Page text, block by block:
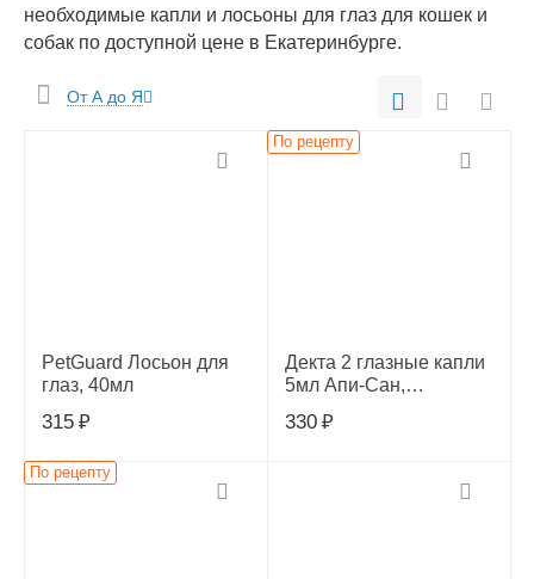
необходимые капли и лосьоны для глаз для кошек и
собак по доступной цене в Екатеринбурге.
От А до Я
PetGuard Лосьон для
глаз, 40мл
315 ₽
По рецепту
Декта 2 глазные капли
5мл Апи-Сан,
330 ₽
По рецепту